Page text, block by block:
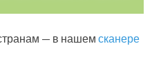
— в нашем сканере